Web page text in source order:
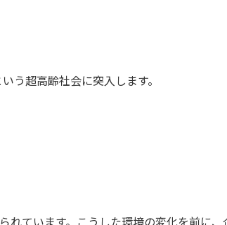
う超高齢社会に突入します。
れています。こうした環境の変化を前に、